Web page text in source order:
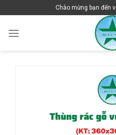
to
content
Chào mừng bạn đến